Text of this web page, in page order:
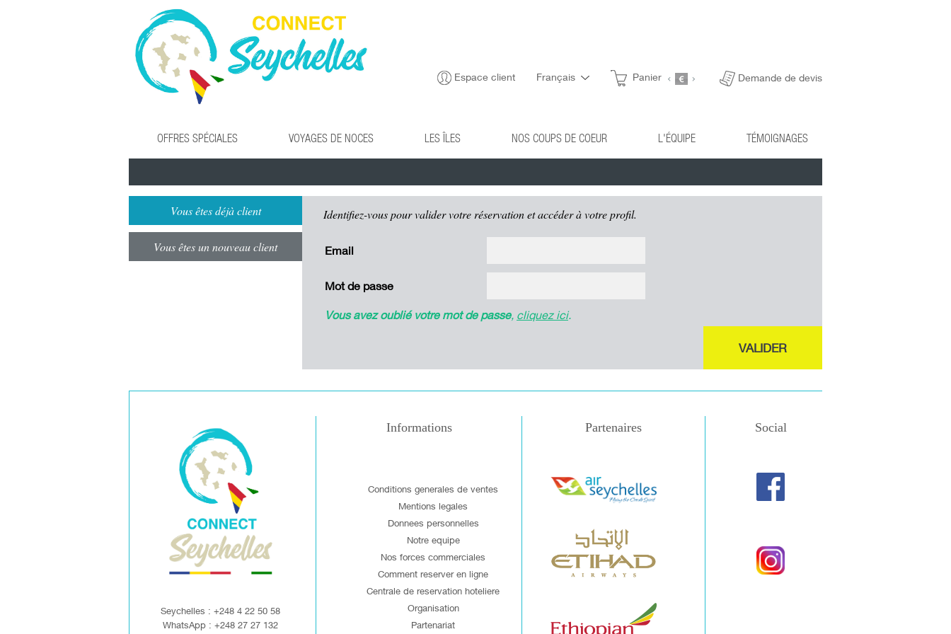
Espace client Français Panier Demande de devis
OFFRES SPÉCIALES VOYAGES DE NOCES LES ÎLES NOS COUPS DE COEUR L'ÉQUIPE TÉMOIGNAGES
Vous êtes déjà client
Vous êtes un nouveau client
Identifiez-vous pour valider votre réservation et accéder à votre profil.
Email
Mot de passe
Vous avez oublié votre mot de passe, cliquez ici.
VALIDER
Seychelles : +248 4 22 50 58
WhatsApp : +248 27 27 132
Informations
Conditions generales de ventes
Mentions legales
Donnees personnelles
Notre equipe
Nos forces commerciales
Comment reserver en ligne
Centrale de reservation hoteliere
Organisation
Partenariat
Partenaires Social